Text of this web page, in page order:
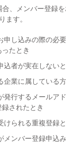
合、メンバー登録
ます。
し込みの際の必
たとき
者が実在しない
業に属している
行するメールア
されたとき
られる重複登録
ンバー登録申込